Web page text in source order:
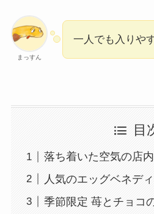
まっすん
一人でも入りや
目
落ち着いた空気の店内
人気のエッグベネデ
季節限定 苺とチョコ